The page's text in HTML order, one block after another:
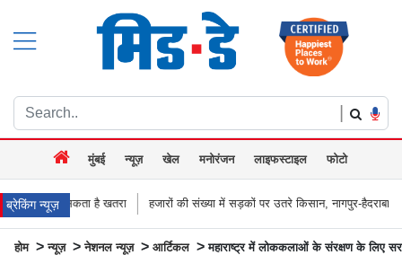
|
मुंबई न्यूज़ खेल मनोरंजन लाइफस्टाइल फोटो
ब्रेकिंग न्यूज़
खतरा हजारों की संख्या में सड़कों पर उतरे किसान, नागपुर-हैदराबाद राजमार्ग किया जाम,
होम >न्यूज़ >नेशनल न्यूज़ > आर्टिकल >महाराष्ट्र में लोककलाओं के संरक्षण के लिए